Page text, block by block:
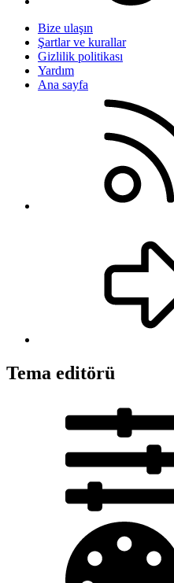
Bize ulaşın
Şartlar ve kurallar
Gizlilik politikası
Yardım
Ana sayfa
Tema editörü